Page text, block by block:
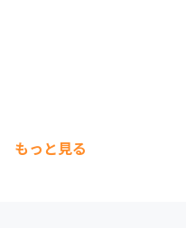
もっと見る